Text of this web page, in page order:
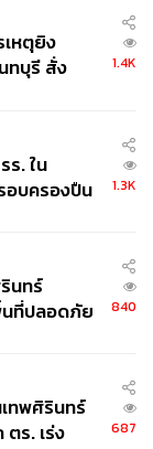
WEALTH
หตุยิง
ทบุรี สั่ง
1.4K
ร. ใน
อบครองปืน
1.3K
นทร์
ที่ปลอดภัย
840
ทพศิรินทร์
ร. เร่ง
687